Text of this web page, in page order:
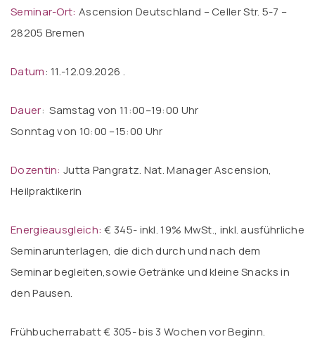
Seminar-Ort: Ascension Deutschland – Celler Str. 5-7 –
28205 Bremen
Datum: 11.-12.09.2026 .
Dauer: Samstag von 11:00–19:00 Uhr
Sonntag von 10:00 –15:00 Uhr
Dozentin: Jutta Pangratz. Nat. Manager Ascension,
Heilpraktikerin
Energieausgleich:€ 345- inkl. 19% MwSt., inkl. ausführliche
Seminarunterlagen, die dich durch und nach dem
Seminar begleiten,sowie Getränke und kleine Snacks in
den Pausen.
Frühbucherrabatt € 305- bis 3 Wochen vor Beginn.